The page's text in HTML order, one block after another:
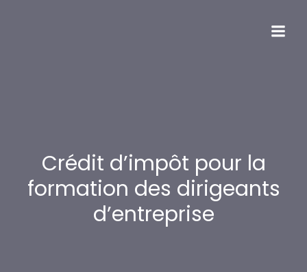
Crédit d’impôt pour la
formation des dirigeants
d’entreprise